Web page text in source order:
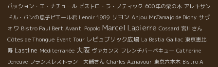
パッション・エ・ナチュール ビストロ・ラ・ノティック 600年の栗の木 アレキサン
ドル・バンの息子ピエール君 Lenoir 1989 リヨン Anjou Mr.Tamajo de Diony サヴ
ォワ Bistro Paul Bert Avanti Popolo Marcel Lapierre Cossard 宮川さん
Côtes de Thongue Event Tour レピュブリック広場 La Bestia Gaillac 東京恵比
寿 Eastline Méditerranée 大阪 ヴァカンス フレンチバーベキュー Catherine
Deneuve フランスレストラン 大輔さん Charles Aznavour 東京六本木 Bistro A